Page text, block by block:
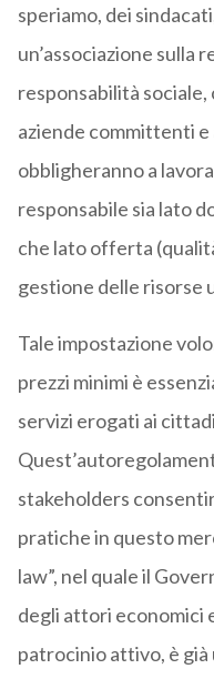
speriamo, dei
un’associazione sulla
responsabilità
aziende committenti e
obbligheranno a
responsabile sia lato
che lato offerta
gestione delle risorse
Tale impostazione
prezzi minimi è
servizi erogati ai
stakeholders
pratiche in questo
law”, nel quale il
degli attori economici
patrocinio attivo, è già